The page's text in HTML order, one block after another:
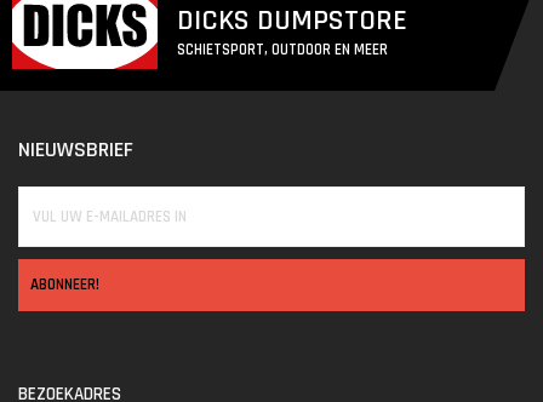
DICKS DUMPSTORE
SCHIETSPORT, OUTDOOR EN MEER
NIEUWSBRIEF
ABONNEER!
BEZOEKADRES